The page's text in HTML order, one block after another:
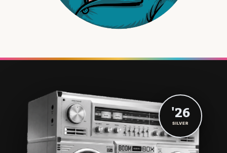
'26
SILVER